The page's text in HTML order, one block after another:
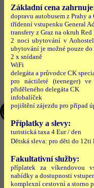
Základní cena
dopravu autobusem z Prahy
třídenní vstupenku General
transfery z Graz na okruh
2 noci ubytování v
ubytování je možné pouze
2 x snídaně
WiFi
delegáta a průvodce CK
pro náctileté (teeneger)
přiděleného delegáta CK
infobalíček
pojištění zájezdu pro případ
Příplatky a slevy:
turistická taxa 4 Eur / den
Dětská sleva: pro děti do 12ti
Fakultativní služby:
příplatek za víkendovou
nabídky a dostupnosti
komplexní cestovní a storno